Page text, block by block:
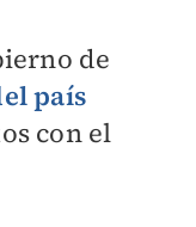
de
país
con el